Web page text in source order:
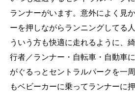
ランナーがいます。意外によく見
ーを押しながらランニングしてる
ういう方も快適に走れるように、
行者／ランナー・自転車・自動車
がぐるっとセントラルパークを一
もベビーカーに乗ってランナーに